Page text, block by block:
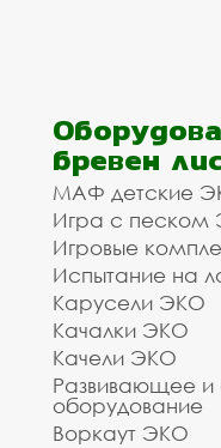
Туле с
имеют весь
на себя
Щёкино, Венёв,
до объекта.
связи или
заказ.
бревен
МАФ детские
Игра с песком
Игровые
Испытание на
Карусели ЭКО
Качалки ЭКО
Качели ЭКО
Развивающее
оборудование
Воркаут ЭКО